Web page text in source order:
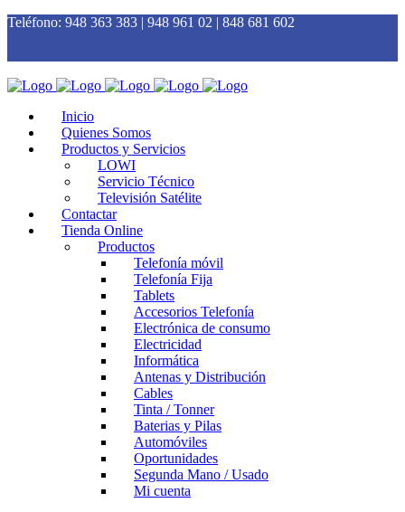
Teléfono: 948 363 383 | 948 961 02 | 848 681 602
Inicio
Quienes Somos
Productos y Servicios
LOWI
Servicio Técnico
Televisión Satélite
Contactar
Tienda Online
Productos
Telefonía móvil
Telefonía Fija
Tablets
Accesorios Telefonía
Electrónica de consumo
Electricidad
Informática
Antenas y Distribución
Cables
Tinta / Tonner
Baterias y Pilas
Automóviles
Oportunidades
Segunda Mano / Usado
Mi cuenta